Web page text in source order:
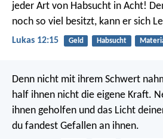
jeder Art von Habsucht in Acht!
noch so viel besitzt, kann er sich
Lukas 12:15 Geld Habsucht
Denn nicht mit ihrem Schwert
half ihnen nicht die eigene Kraft.
ihnen geholfen und das Licht
du fandest Gefallen an ihnen.